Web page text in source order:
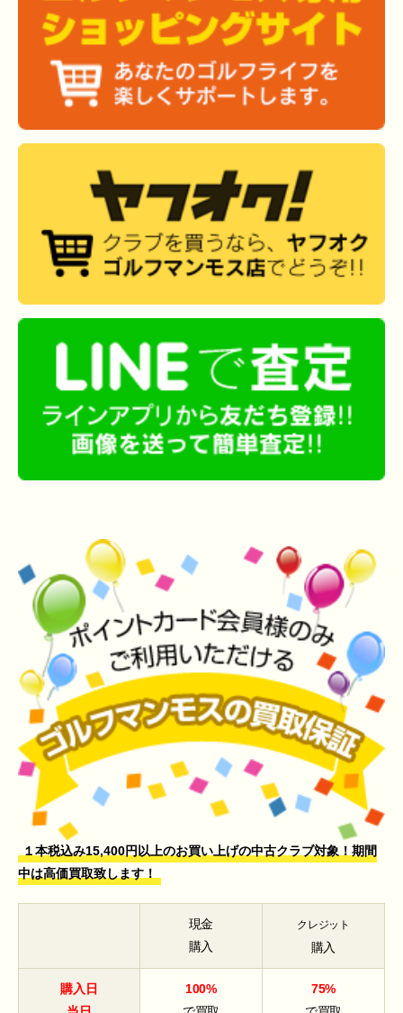
１本税込み15,400円以上のお買い上げの中古クラブ対象！期間
中は高価買取致します！
現金
購入
クレジット
購入
購入日
100%
75%